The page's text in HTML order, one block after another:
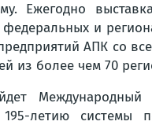
Ежегодно
и
АПК со
из более чем 70
летию системы